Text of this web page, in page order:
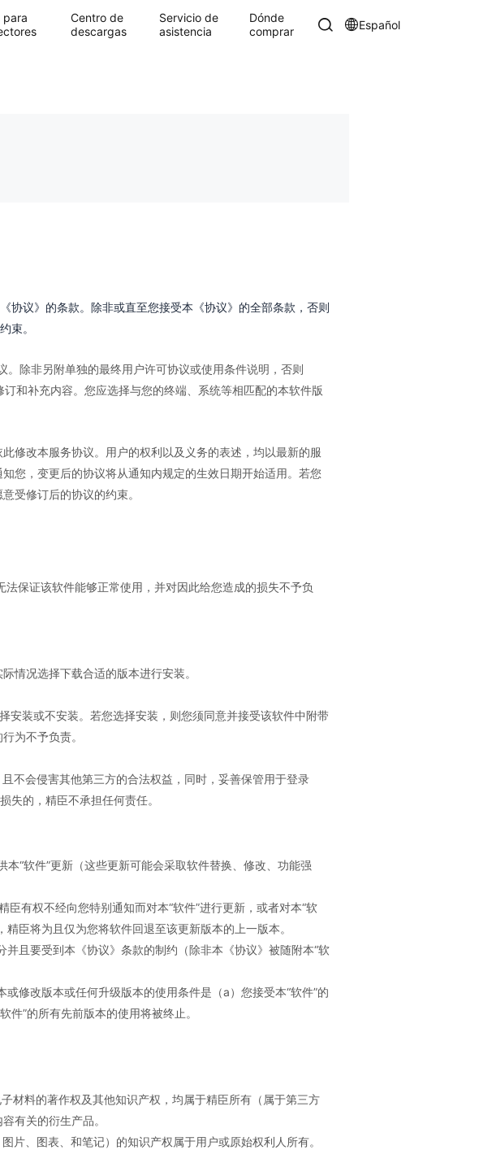
para
Centro de
descargas
Servicio de
asistencia
Dónde
comprar
Español
协议》的条款。除非或直至您接受本《协议》的全部条款，否则
束。
。除非另附单独的最终用户许可协议或使用条件说明，否则
订和补充内容。您应选择与您的终端、系统等相匹配的本软件版
修改本服务协议。用户的权利以及义务的表述，均以最新的服
您，变更后的协议将从通知内规定的生效日期开始适用。若您
受修订后的协议的约束。
保证该软件能够正常使用，并对因此给您造成的损失不予负
情况选择下载合适的版本进行安装。
安装或不安装。若您选择安装，则您须同意并接受该软件中附带
为不予负责。
不会侵害其他第三方的合法权益，同时，妥善保管用于登录
失的，精臣不承担任何责任。
“软件”更新（这些更新可能会采取软件替换、修改、功能强
有权不经向您特别通知而对本“软件”进行更新，或者对本“软
臣将为且仅为您将软件回退至该更新版本的上一版本。
且要受到本《协议》条款的制约（除非本《协议》被随附本“软
修改版本或任何升级版本的使用条件是（a）您接受本“软件”的
”的所有先前版本的使用将被终止。
材料的著作权及其他知识产权，均属于精臣所有（属于第三方
有关的衍生产品。
、图表、和笔记）的知识产权属于用户或原始权利人所有。